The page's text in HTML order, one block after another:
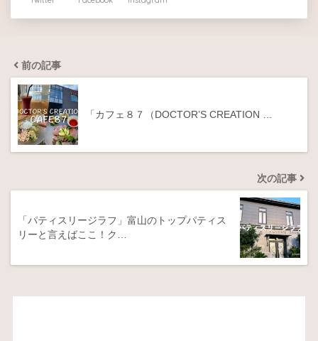
前の記事
「カフェ８７（DOCTOR’S CREATION …
次の記事
「パティスリージラフ」富山のトップパティス
リーと言えばここ！ク…